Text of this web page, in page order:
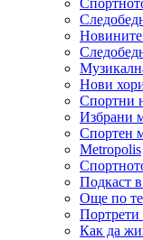
Новините
Нови
Спортни
Избрани
Спортен
Metropolis
Подкаст
Още по
Портрети
Как да